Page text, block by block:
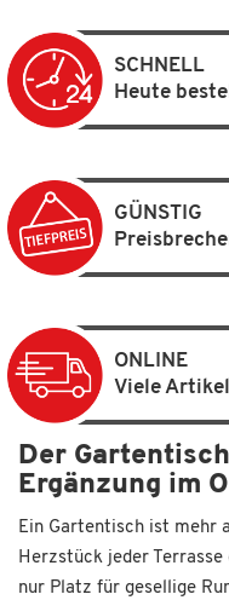
SCHNELL
Heute
GÜNSTIG
ONLINE
Viele
Der
Ergänzung im
Ein Gartentisch ist mehr
Herzstück jeder
nur Platz für gesellige